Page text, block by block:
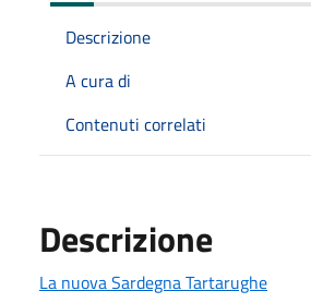
Descrizione
A cura di
Contenuti correlati
Descrizione
La nuova Sardegna Tartarughe